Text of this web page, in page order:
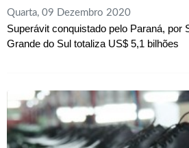
Quarta, 09 Dezembro 2020
Superávit conquistado pelo Paraná, por
Grande do Sul totaliza US$ 5,1 bilhões